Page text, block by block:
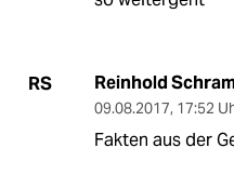
RS Reinhold
09.08.2017, 17:52
Fakten aus der